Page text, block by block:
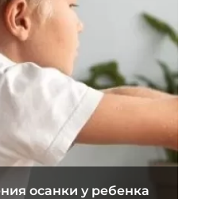
осанки у ребенка